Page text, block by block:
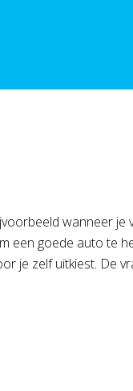
wanneer je
een goede auto te
je zelf uitkiest. De